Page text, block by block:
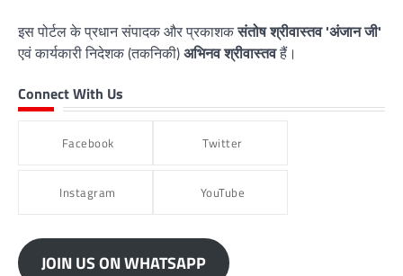
इस पोर्टल के प्रधान संपादक और प्रकाशकसंतोष श्रीवास्तव 'अंजान जी'
एवं कार्यकारी निदेशक (तकनिकी)अभिनव श्रीवास्तवहैं।
Connect With Us
Facebook Twitter
Instagram YouTube
JOIN US ON WHATSAPP